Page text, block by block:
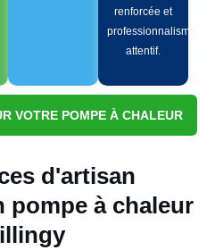
renforcée et
professionnalisme
attentif.
VOTRE POMPE À CHALEUR
d'artisan
pompe à chaleur